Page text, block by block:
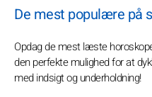
De mest populære på
Opdag de mest læste
den perfekte mulighed for at
med indsigt og underholdning!